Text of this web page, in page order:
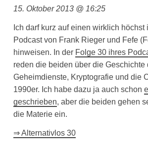
15. Oktober 2013 @ 16:25
Ich darf kurz auf einen wirklich höchst
Podcast von Frank Rieger und Fefe
hinweisen. In der Folge 30 ihres
reden die beiden über die Geschichte
Geheimdienste, Kryptografie und die
1990er. Ich habe dazu ja auch schon
geschrieben, aber die beiden gehen
die Materie ein.
⇒ Alternativlos 30